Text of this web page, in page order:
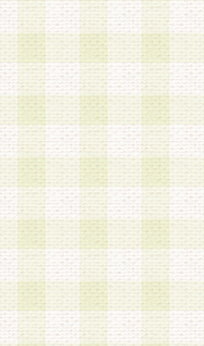
2.当社は、会員個人
会員情報を本人の承
人を識別できる情報
社は事前に会員本人
3.前項の定めに拘わ
意を 得ることなく
づき選定した委託業
できるものとします
契約を締結しこれを
の注意をもって当
a.本サービスに係る
b.会員からの電話、
c.モバイルリサーチ
実施もしくは運営